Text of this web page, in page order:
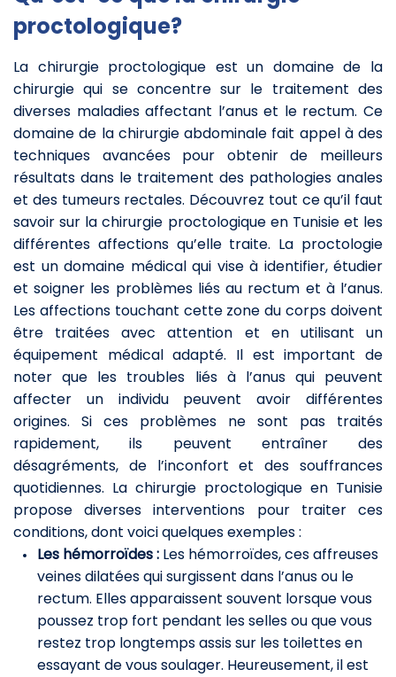
proctologique?
La chirurgie proctologique est un domaine de la
chirurgie qui se concentre sur le traitement des
diverses maladies affectant l’anus et le rectum. Ce
domaine de la chirurgie abdominale fait appel à des
techniques avancées pour obtenir de meilleurs
résultats dans le traitement des pathologies anales
et des tumeurs rectales. Découvrez tout ce qu’il faut
savoir sur la chirurgie proctologique en Tunisie et les
différentes affections qu’elle traite. La proctologie
est un domaine médical qui vise à identifier, étudier
et soigner les problèmes liés au rectum et à l’anus.
Les affections touchant cette zone du corps doivent
être traitées avec attention et en utilisant un
équipement médical adapté. Il est important de
noter que les troubles liés à l’anus qui peuvent
affecter un individu peuvent avoir différentes
origines. Si ces problèmes ne sont pas traités
rapidement, ils peuvent entraîner des
désagréments, de l’inconfort et des souffrances
quotidiennes. La chirurgie proctologique en Tunisie
propose diverses interventions pour traiter ces
conditions, dont voici quelques exemples :
Les hémorroïdes : Les hémorroïdes, ces affreuses
veines dilatées qui surgissent dans l’anus ou le
rectum. Elles apparaissent souvent lorsque vous
poussez trop fort pendant les selles ou que vous
restez trop longtemps assis sur les toilettes en
essayant de vous soulager. Heureusement, il est